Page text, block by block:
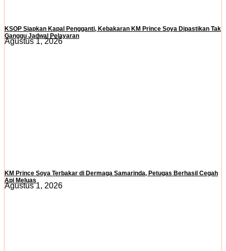
KSOP Siapkan Kapal Pengganti, Kebakaran KM Prince Soya Dipastikan Tak
Ganggu Jadwal Pelayaran
Agustus 1, 2026
KM Prince Soya Terbakar di Dermaga Samarinda, Petugas Berhasil Cegah
Api Meluas
Agustus 1, 2026